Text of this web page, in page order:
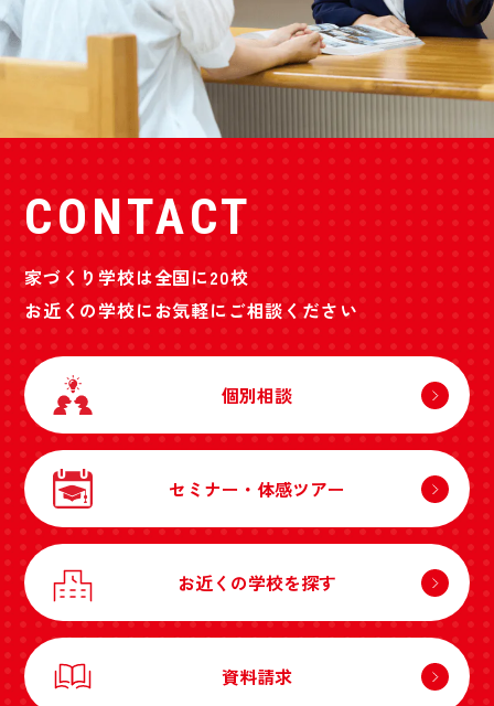
CONTACT
家づくり学校は全国に20校
お近くの学校にお気軽にご相談ください
個別相談
セミナー・体感ツアー
お近くの学校を探す
資料請求